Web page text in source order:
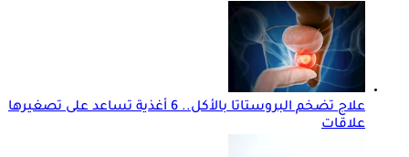
علاج تضخم البروستاتا بالأكل.. 6 أغذية تساعد على تصغيرها
علاقات